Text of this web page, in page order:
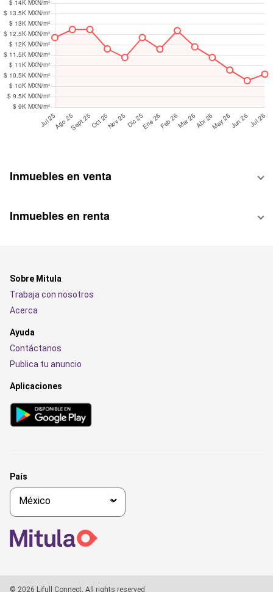
Inmuebles en venta
Inmuebles en renta
Sobre Mitula
Trabaja con nosotros
Acerca
Ayuda
Contáctanos
Publica tu anuncio
Aplicaciones
País
© 2026 Lifull Connect, All rights reserved